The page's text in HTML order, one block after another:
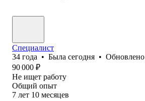
Специалист
34 года • Была сегодня • Обновлено
90 000 ₽
Не ищет работу
Общий опыт
7 лет 10 месяцев